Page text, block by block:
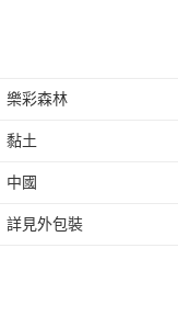
樂彩森林
黏土
中國
詳見外包裝